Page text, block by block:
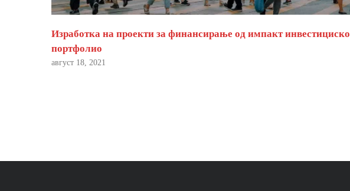
Изработка на проекти за финансирање од импакт инвестициско
портфолио
август 18, 2021